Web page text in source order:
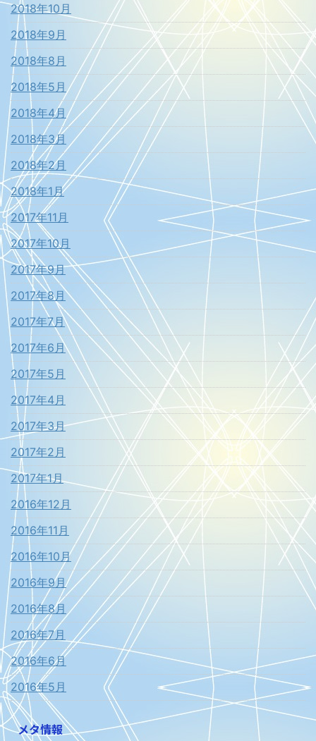
2018年10月
2018年9月
2018年8月
2018年5月
2018年4月
2018年3月
2018年2月
2018年1月
2017年11月
2017年10月
2017年9月
2017年8月
2017年7月
2017年6月
2017年5月
2017年4月
2017年3月
2017年2月
2017年1月
2016年12月
2016年11月
2016年10月
2016年9月
2016年8月
2016年7月
2016年6月
2016年5月
メタ情報